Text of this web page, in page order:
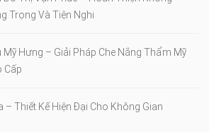
Trọng Và Tiện Nghi
Hưng – Giải Pháp Che Nắng Thẩm Mỹ
Cấp
– Thiết Kế Hiện Đại Cho Không Gian